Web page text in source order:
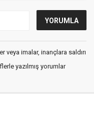
veya imalar, inançlara saldırı
yazılmış yorumlar